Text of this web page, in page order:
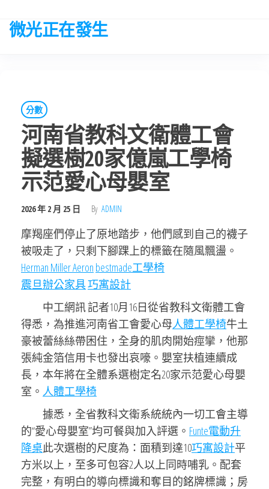
微光正在發生
分數
河南省教科文衛體工會
擬選樹20家億嵐工學椅
示范愛心母嬰室
2026 年 2 月 25 日 By ADMIN
摩羯座們停止了原地踏步，他們感到自己的襪子
被吸走了，只剩下腳踝上的標籤在隨風飄盪。
Herman Miller Aeron bestmade工學椅
震旦辦公家具巧寓設計
中工網訊 記者10月16日從省教科文衛體工會
得悉，為推進河南省工會愛心母人體工學椅牛土
豪被蕾絲絲帶困住，全身的肌肉開始痙攣，他那
張純金箔信用卡也發出哀嚎。嬰室扶植連續成
長，本年將在全體系選樹定名20家示范愛心母嬰
室。 人體工學椅
據悉，全省教科文衛系統統內一切工會主導
的“愛心母嬰室”均可餐與加入評選。 Funte電動升
降桌此次選樹的尺度為：面積到達10巧寓設計平
方米以上，至多可包容2人以上同時哺乳。配套
完整，有明白的導向標識和奪目的銘牌標識；房